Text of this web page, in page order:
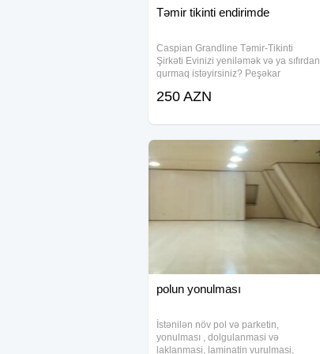
Təmir tikinti endirimde
Caspian Grandline Təmir-Tikinti
Şirkəti Evinizi yeniləmək və ya sıfırdan
qurmaq istəyirsiniz? Peşəkar
işlərini 0-dan tam hazır vəziyyətə
keçiririk
250 AZN
polun yonulması
İstənilən növ pol və parketin,
yonulması , dolgulanmasi və
laklanmasi, laminatin vurulmasi,